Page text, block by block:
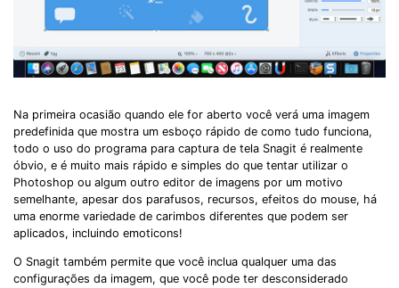
Na primeira ocasião quando ele for aberto você verá uma imagem
predefinida que mostra um esboço rápido de como tudo funciona,
todo o uso do programa para captura de tela Snagit é realmente
óbvio, e é muito mais rápido e simples do que tentar utilizar o
Photoshop ou algum outro editor de imagens por um motivo
semelhante, apesar dos parafusos, recursos, efeitos do mouse, há
uma enorme variedade de carimbos diferentes que podem ser
aplicados, incluindo emoticons!
O Snagit também permite que você inclua qualquer uma das
configurações da imagem, que você pode ter desconsiderado